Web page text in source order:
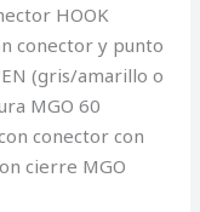
HOOK
conector y punto
(gris/amarillo o
MGO 60
conector con
cierre MGO